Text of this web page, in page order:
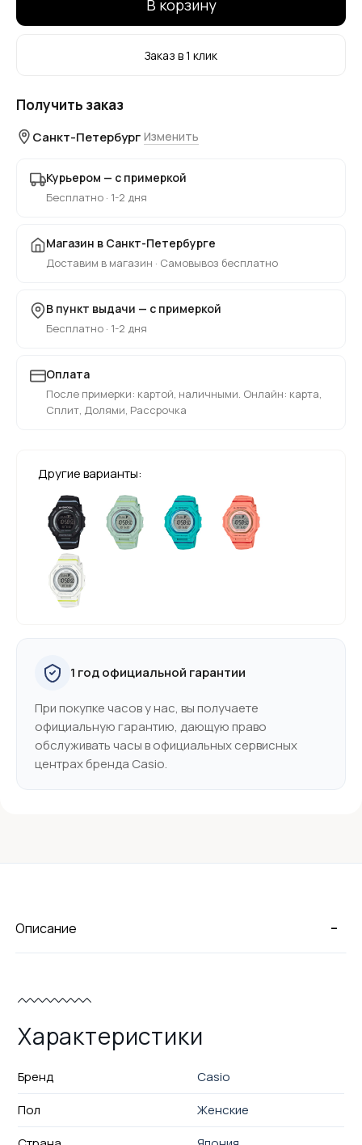
В корзину
Заказ в 1 клик
Получить заказ
Санкт-Петербург Изменить
Курьером — с примеркой
Бесплатно · 1-2 дня
Магазин в Санкт-Петербурге
Доставим в магазин · Самовывоз бесплатно
В пункт выдачи — с примеркой
Бесплатно · 1-2 дня
Оплата
После примерки: картой, наличными. Онлайн: карта,
Сплит, Долями, Рассрочка
Другие варианты:
1 год официальной гарантии
При покупке часов у нас, вы получаете
официальную гарантию, дающую право
обслуживать часы в официальных сервисных
центрах бренда Casio.
-
Описание
Характеристики
Бренд
Casio
Пол
Женские